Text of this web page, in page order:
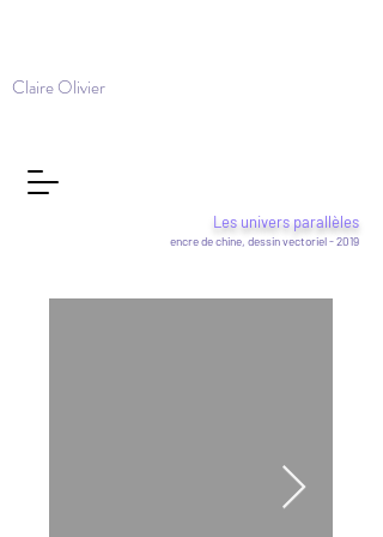
Claire Olivier
Les univers parallèles
encre de chine, dessin vectoriel - 2019